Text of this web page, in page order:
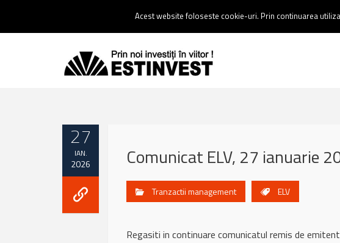
0237 238 900 |Email :contact@estinvest.ro
27
IAN.
2026 Comunicat ELV, 27 ianuarie
Tranzactii management ELV
Regasiti in continuare comunicatul remis de
Acest website foloseste cookie-uri. Prin continuarea